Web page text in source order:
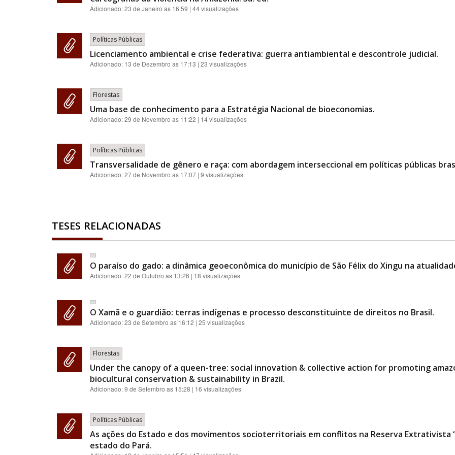
Adicionado:23 de Janeiro as 16:59 | 44 visualizações
Políticas Públicas
Licenciamento ambiental e crise federativa: guerra antiambiental e descontrole judicial.
Adicionado: 13 de Dezembro as 17:13 | 23 visualizações
Florestas
Uma base de conhecimento para a Estratégia Nacional de bioeconomias.
Adicionado:29 de Novembro as 11:22 | 14 visualizações
Políticas Públicas
Transversalidade de gênero e raça: com abordagem interseccional em políticas públicas
Adicionado:27 de Novembro as 17:07 | 9 visualizações
TESES RELACIONADAS
O paraíso do gado: a dinâmica geoeconômica do município de São Félix do Xingu na
Adicionado:22 de Outubro as 13:26 | 18 visualizações
O Xamã e o guardião: terras indígenas e processo desconstituinte de direitos no Brasil.
Adicionado:23 de Setembro as 16:12 | 25 visualizações
Florestas
Under the canopy of a queen-tree: social innovation & collective action for promoting
biocultural conservation & sustainability in Brazil.
Adicionado:9 de Setembro as 15:28 | 16 visualizações
Políticas Públicas
As ações do Estado e dos movimentos socioterritoriais em conflitos na Reserva Extrativista
estado do Pará.